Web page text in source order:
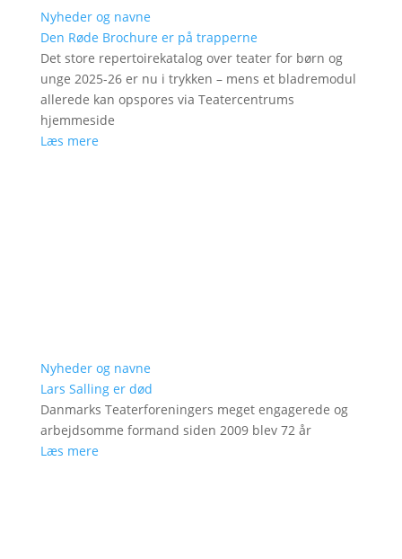
Nyheder og navne
Den Røde Brochure er på trapperne
Det store repertoirekatalog over teater for børn og
unge 2025-26 er nu i trykken – mens et bladremodul
allerede kan opspores via Teatercentrums
hjemmeside
Læs mere
Nyheder og navne
Lars Salling er død
Danmarks Teaterforeningers meget engagerede og
arbejdsomme formand siden 2009 blev 72 år
Læs mere